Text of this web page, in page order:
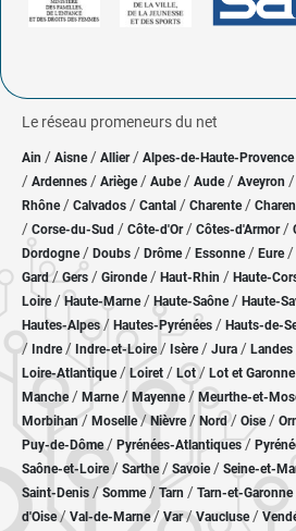
Le réseau promeneurs du net
Ain / Aisne/ Allier/ Alpes-de-Haute-Provence
/ Ardennes / Ariège/ Aube/ Aude / Aveyron /
Rhône/ Calvados / Cantal / Charente /
/ Corse-du-Sud / Côte-d'Or / Côtes-d'Armor/
Dordogne/ Doubs / Drôme/ Essonne / Eure/
Gard/Gers / Gironde/ Haut-Rhin / Haute-
Loire/Haute-Marne/ Haute-Saône/ Haute-
Hautes-Alpes/ Hautes-Pyrénées / Hauts-de-
/ Indre/ Indre-et-Loire/ Isère/ Jura / Landes
Loire-Atlantique/ Loiret / Lot/ Lot et Garonne
Manche/ Marne/ Mayenne/ Meurthe-et-
Morbihan/ Moselle/ Nièvre / Nord/ Oise /
Puy-de-Dôme/ Pyrénées-Atlantiques /
Saône-et-Loire/ Sarthe/ Savoie/ Seine-et-
Saint-Denis /Somme/ Tarn / Tarn-et-Garonne
d'Oise/ Val-de-Marne/Var/Vaucluse/